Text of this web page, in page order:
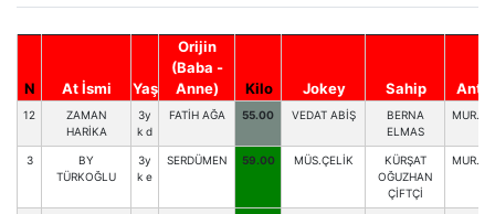
N At İsmi Yaş
Orijin
(Baba -
Anne)
Kilo Jokey Sahip
12
ZAMAN
HARİKA
3y
k d
FATİH AĞA 55.00 VEDAT ABİŞ
BERNA
ELMAS
3
BY
TÜRKOĞLU
3y
k e
SERDÜMEN 59.00 MÜS.ÇELİK
KÜRŞAT
OĞUZHAN
ÇİFTÇİ